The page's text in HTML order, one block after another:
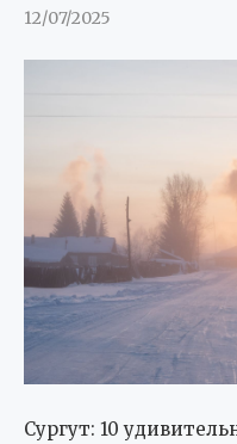
12/07/2025
Сургут: 10